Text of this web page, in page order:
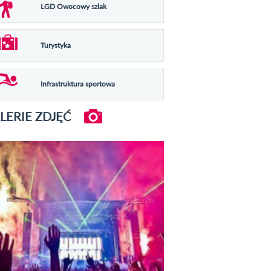
LGD Owocowy szlak
Turystyka
Infrastruktura sportowa
ZDJĘĆ